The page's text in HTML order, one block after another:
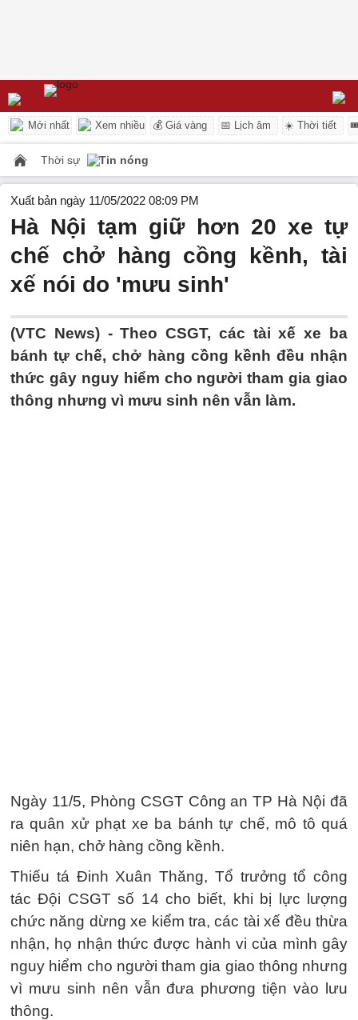
Mới nhất Xem nhiều 💰 Giá vàng 📅 Lịch âm ☀️ Thời tiết
Thời sự Tin nóng
Xuất bản ngày 11/05/2022 08:09 PM
Hà Nội tạm giữ hơn 20 xe tự
chế chở hàng cồng kềnh, tài
xế nói do 'mưu sinh'
(VTC News) -Theo CSGT, các tài xế xe ba
bánh tự chế, chở hàng cồng kềnh đều nhận
thức gây nguy hiểm cho người tham gia giao
thông nhưng vì mưu sinh nên vẫn làm.
Ngày 11/5, Phòng CSGT Công an TP Hà Nội đã
ra quân xử phạt xe ba bánh tự chế, mô tô quá
niên hạn, chở hàng cồng kềnh.
Thiếu tá Đinh Xuân Thăng, Tổ trưởng tổ công
tác Đội CSGT số 14 cho biết, khi bị lực lượng
chức năng dừng xe kiểm tra, các tài xế đều thừa
nhận, họ nhận thức được hành vi của mình gây
nguy hiểm cho người tham gia giao thông nhưng
vì mưu sinh nên vẫn đưa phương tiện vào lưu
thông.